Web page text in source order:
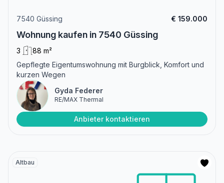
7540 Güssing € 159.000
Wohnung kaufen in 7540 Güssing
3
88 m²
Gepflegte Eigentumswohnung mit Burgblick, Komfort und
kurzen Wegen
Gyda Federer
RE/MAX Thermal
Anbieter kontaktieren
Altbau